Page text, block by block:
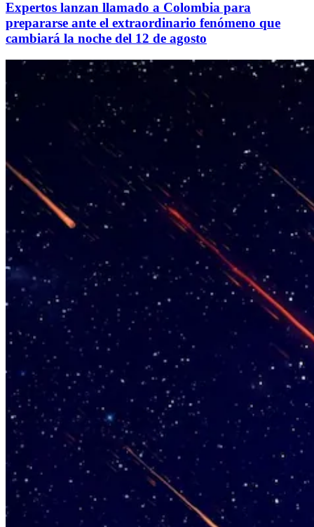
Expertos lanzan llamado a Colombia para
prepararse ante el extraordinario fenómeno que
cambiará la noche del 12 de agosto